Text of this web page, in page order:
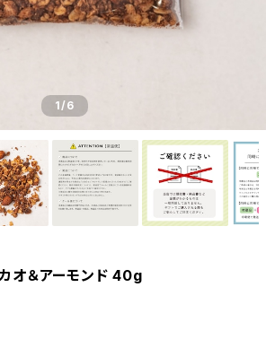
1/6
オ＆アーモンド 40g